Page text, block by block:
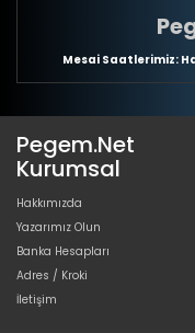
Mesai Saatlerimiz:
Pegem.Net
Kurumsal
Hakkımızda
Yazarımız Olun
Banka Hesapları
Adres / Kroki
İletişim